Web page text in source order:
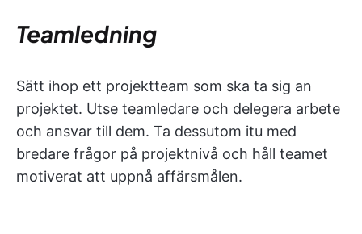
Teamledning
Sätt ihop ett projektteam som ska ta sig an
projektet. Utse teamledare och delegera arbete
och ansvar till dem. Ta dessutom itu med
bredare frågor på projektnivå och håll teamet
motiverat att uppnå affärsmålen.